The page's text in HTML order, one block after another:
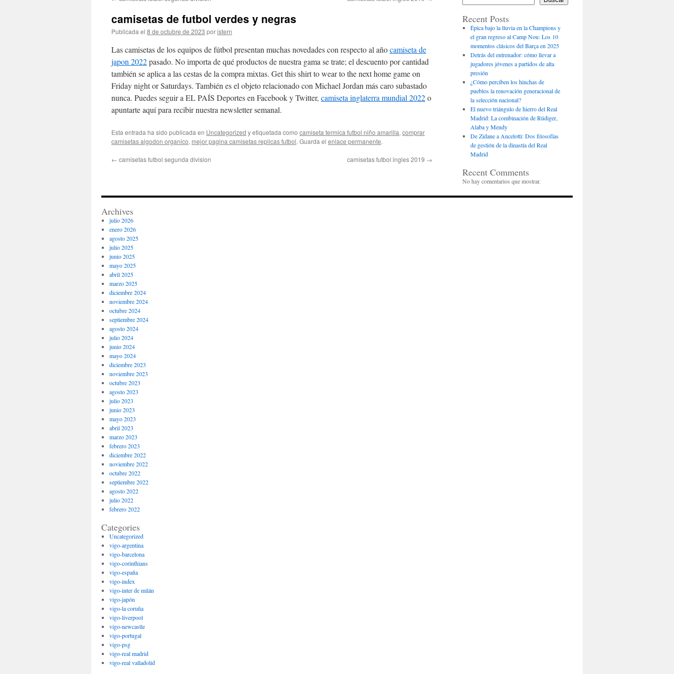
contenido
camisetas de futbol verdes y negras
Publicada el 8 de octubre de 2023 poristern
Las camisetas de los equipos de fútbol presentan muchas novedades con respecto al añocamiseta de
japon 2022pasado. No importa de qué productos de nuestra gama se trate; el descuento por cantidad
también se aplica a las cestas de la compra mixtas. Get this shirt to wear to the next home game on
Friday night or Saturdays. También es el objeto relacionado con Michael Jordan más caro subastado
nunca. Puedes seguir a EL PAÍS Deportes en Facebook y Twitter, camiseta inglaterra mundial 2022o
apuntarte aquí para recibir nuestra newsletter semanal.
Esta entrada ha sido publicada en Uncategorized y etiquetada como camiseta termica futbol niño amarilla, comprar
camisetas algodon organico, mejor pagina camisetas replicas futbol. Guarda el enlace permanente.
← camisetas futbol segunda division camisetas futbol ingles 2019 →
Recent Posts
Épica bajo la lluvia en la Champions y
el gran regreso al Camp Nou: Los 10
momentos clásicos del Barça en 2025
Detrás del entrenador: cómo llevar a
jugadores jóvenes a partidos de alta
presión
¿Cómo perciben los hinchas de
pueblos la renovación generacional de
la selección nacional?
El nuevo triángulo de hierro del Real
Madrid: La combinación de Rüdiger,
Alaba y Mendy
De Zidane a Ancelotti: Dos filosofías
de gestión de la dinastía del Real
Madrid
Recent Comments
No hay comentarios que mostrar.
Archives
julio 2026
enero 2026
agosto 2025
julio 2025
junio 2025
mayo 2025
abril 2025
marzo 2025
diciembre 2024
noviembre 2024
octubre 2024
septiembre 2024
agosto 2024
julio 2024
junio 2024
mayo 2024
diciembre 2023
noviembre 2023
octubre 2023
agosto 2023
julio 2023
junio 2023
mayo 2023
abril 2023
marzo 2023
febrero 2023
diciembre 2022
noviembre 2022
octubre 2022
septiembre 2022
agosto 2022
julio 2022
febrero 2022
Categories
Uncategorized
vigo-argentina
vigo-barcelona
vigo-corinthians
vigo-españa
vigo-index
vigo-inter de milán
vigo-japón
vigo-la coruña
vigo-liverpool
vigo-newcastle
vigo-portugal
vigo-psg
vigo-real madrid
vigo-real valladolid